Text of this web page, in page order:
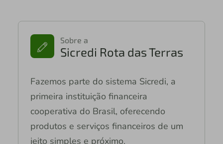
Sobre a
Sicredi Rota das Terras
Fazemos parte do sistema Sicredi, a
primeira instituição financeira
cooperativa do Brasil, oferecendo
produtos e serviços financeiros de um
jeito simples e próximo.